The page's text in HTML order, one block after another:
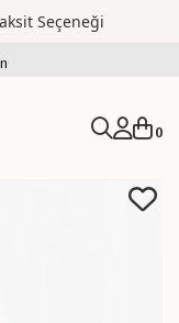
Seçeneği
0